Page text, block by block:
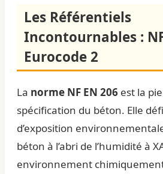
Les Référentiels
Incontournables :
Eurocode 2
La norme NF EN 206 est la
spécification du béton. Elle
d’exposition
béton à l’abri de l’humidité à
environnement